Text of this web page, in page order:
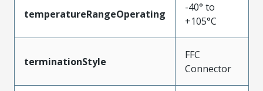
temperatureRangeOperating
-40° to
+105°C
terminationStyle
FFC
Connector